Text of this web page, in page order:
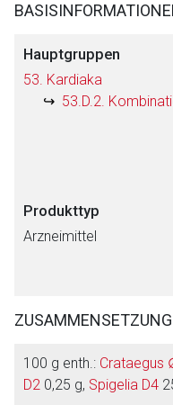
Hauptgruppen
53. Kardiaka
53.D.2.
Produkttyp
Arzneimittel
ZUSAMMENSETZUNG
100 g enth.: Crataegus
D2 0,25 g, Spigelia D4
Aufruf einer
Der von Ihnen